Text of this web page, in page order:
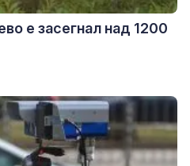
е засегнал над 1200